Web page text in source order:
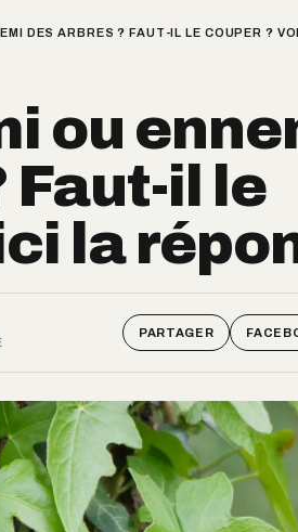
DES ARBRES ? FAUT-IL LE COUPER ?
ou
Faut-il le
la
PARTAGER